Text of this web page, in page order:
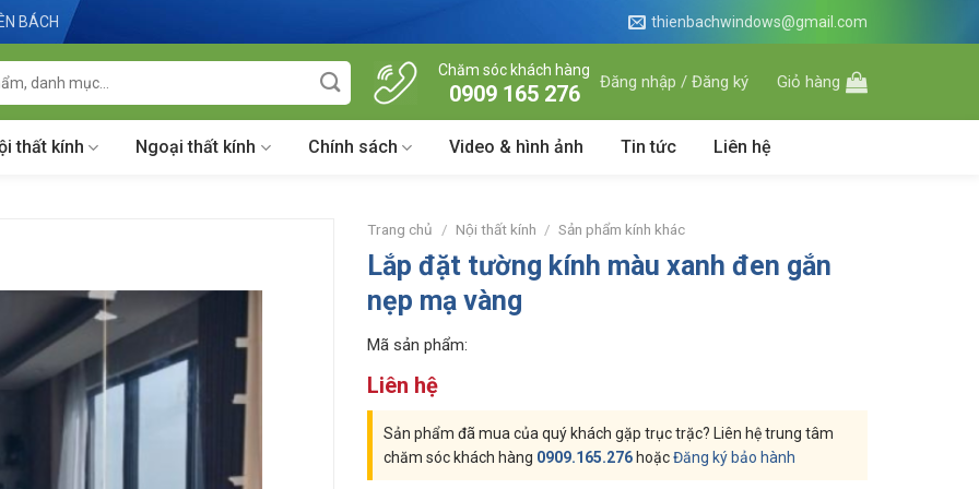
BÁCH thienbachwindows@gmail.com
Chăm sóc khách hàng
0909 165 276 Đăng nhập / Đăng ký Giỏ hàng
thất kính Ngoại thất kính Chính sách Video & hình ảnh Tin tức Liên hệ
Trang chủ / Nội thất kính / Sản phẩm kính khác
Lắp đặt tường kính màu xanh đen gắn
nẹp mạ vàng
Mã sản phẩm:
Liên hệ
Sản phẩm đã mua của quý khách gặp trục trặc? Liên hệ trung tâm
chăm sóc khách hàng 0909.165.276 hoặcĐăng ký bảo hành